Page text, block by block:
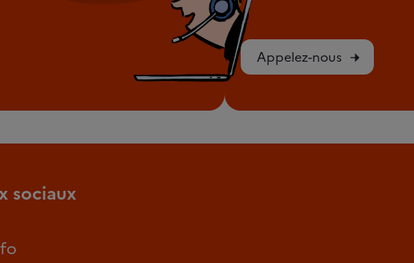
Appelez-nous
sociaux